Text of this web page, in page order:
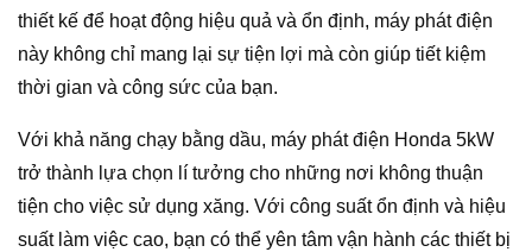
thiết kế để hoạt động hiệu quả và ổn định, máy phát điện
này không chỉ mang lại sự tiện lợi mà còn giúp tiết kiệm
thời gian và công sức của bạn.
Với khả năng chạy bằng dầu, máy phát điện Honda 5kW
trở thành lựa chọn lí tưởng cho những nơi không thuận
tiện cho việc sử dụng xăng. Với công suất ổn định và hiệu
suất làm việc cao, bạn có thể yên tâm vận hành các thiết bị